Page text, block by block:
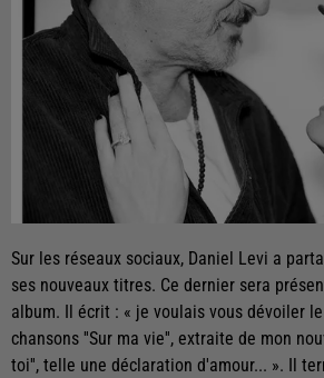
Sur les réseaux sociaux, Daniel Levi a
ses nouveaux titres. Ce dernier sera
album. Il écrit : « je voulais vous dévoiler
chansons ''Sur ma vie'', extraite de mon
toi'', telle une déclaration d'amour... ». Il